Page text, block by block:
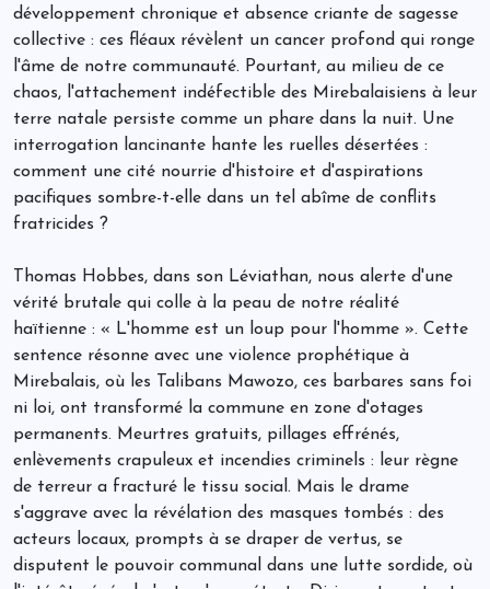
développement chronique et absence criante de sagesse
collective : ces fléaux révèlent un cancer profond qui ronge
l'âme de notre communauté. Pourtant, au milieu de ce
chaos, l'attachement indéfectible des Mirebalaisiens à leur
terre natale persiste comme un phare dans la nuit. Une
interrogation lancinante hante les ruelles désertées :
comment une cité nourrie d'histoire et d'aspirations
pacifiques sombre-t-elle dans un tel abîme de conflits
fratricides ?
Thomas Hobbes, dans son Léviathan, nous alerte d'une
vérité brutale qui colle à la peau de notre réalité
haïtienne : « L'homme est un loup pour l'homme ». Cette
sentence résonne avec une violence prophétique à
Mirebalais, où les Talibans Mawozo, ces barbares sans foi
ni loi, ont transformé la commune en zone d'otages
permanents. Meurtres gratuits, pillages effrénés,
enlèvements crapuleux et incendies criminels : leur règne
de terreur a fracturé le tissu social. Mais le drame
s'aggrave avec la révélation des masques tombés : des
acteurs locaux, prompts à se draper de vertus, se
disputent le pouvoir communal dans une lutte sordide, où